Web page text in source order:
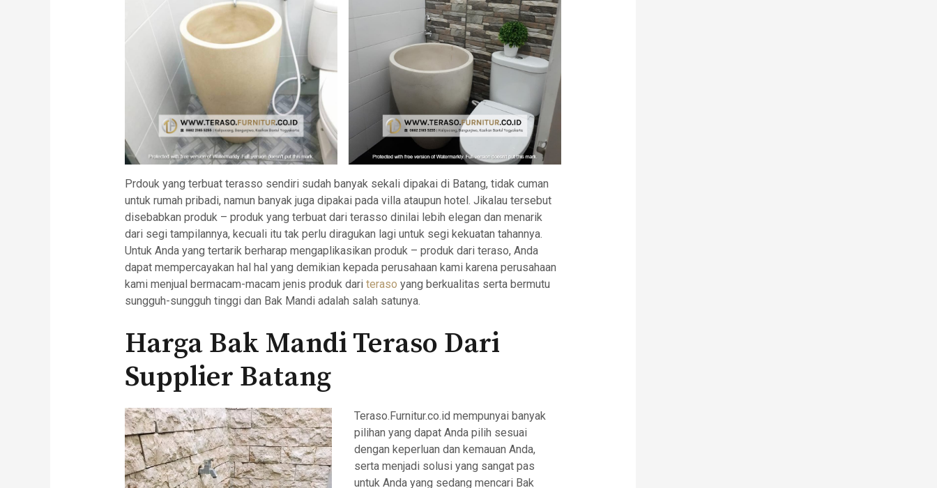
Prdouk yang terbuat terasso sendiri sudah banyak sekali dipakai di Batang, tidak cuman
untuk rumah pribadi, namun banyak juga dipakai pada villa ataupun hotel. Jikalau tersebut
disebabkan produk – produk yang terbuat dari terasso dinilai lebih elegan dan menarik
dari segi tampilannya, kecuali itu tak perlu diragukan lagi untuk segi kekuatan tahannya.
Untuk Anda yang tertarik berharap mengaplikasikan produk – produk dari teraso, Anda
dapat mempercayakan hal hal yang demikian kepada perusahaan kami karena perusahaan
kami menjual bermacam-macam jenis produk dari teraso yang berkualitas serta bermutu
sungguh-sungguh tinggi dan Bak Mandi adalah salah satunya.
Harga Bak Mandi Teraso Dari
Supplier Batang
Teraso.Furnitur.co.id mempunyai banyak
pilihan yang dapat Anda pilih sesuai
dengan keperluan dan kemauan Anda,
serta menjadi solusi yang sangat pas
untuk Anda yang sedang mencari Bak